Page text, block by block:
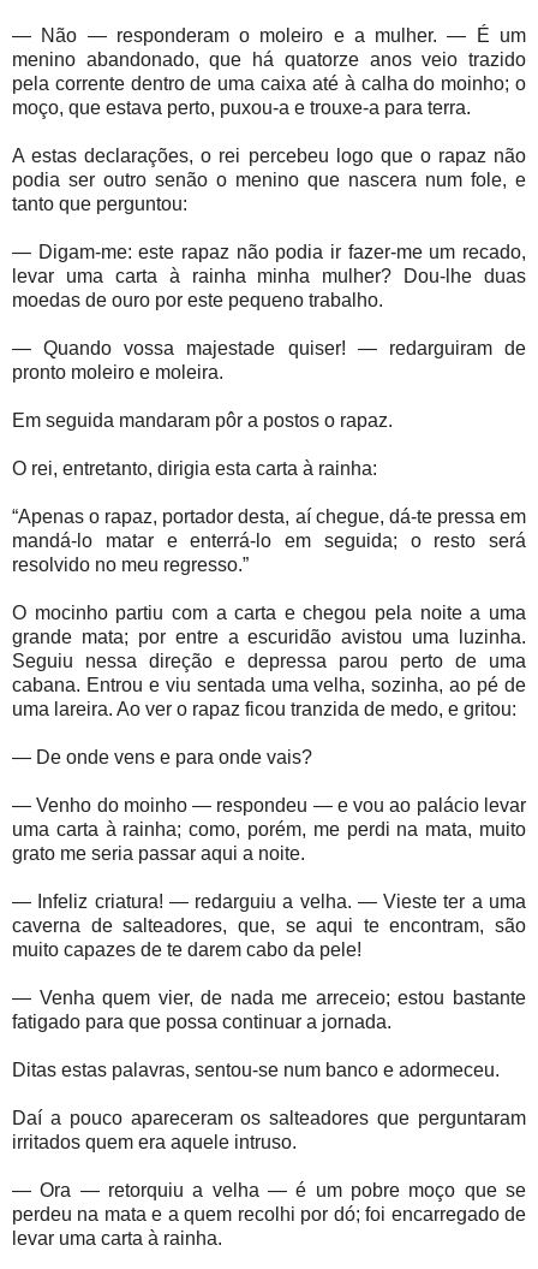
— Não — responderam o moleiro e a mulher. — É um
menino abandonado, que há quatorze anos veio trazido
pela corrente dentro de uma caixa até à calha do moinho; o
moço, que estava perto, puxou-a e trouxe-a para terra.
A estas declarações, o rei percebeu logo que o rapaz não
podia ser outro senão o menino que nascera num fole, e
tanto que perguntou:
— Digam-me: este rapaz não podia ir fazer-me um recado,
levar uma carta à rainha minha mulher? Dou-lhe duas
moedas de ouro por este pequeno trabalho.
— Quando vossa majestade quiser! — redarguiram de
pronto moleiro e moleira.
Em seguida mandaram pôr a postos o rapaz.
O rei, entretanto, dirigia esta carta à rainha:
“Apenas o rapaz, portador desta, aí chegue, dá-te pressa em
mandá-lo matar e enterrá-lo em seguida; o resto será
resolvido no meu regresso.”
O mocinho partiu com a carta e chegou pela noite a uma
grande mata; por entre a escuridão avistou uma luzinha.
Seguiu nessa direção e depressa parou perto de uma
cabana. Entrou e viu sentada uma velha, sozinha, ao pé de
uma lareira. Ao ver o rapaz ficou tranzida de medo, e gritou:
— De onde vens e para onde vais?
— Venho do moinho — respondeu — e vou ao palácio levar
uma carta à rainha; como, porém, me perdi na mata, muito
grato me seria passar aqui a noite.
— Infeliz criatura! — redarguiu a velha. — Vieste ter a uma
caverna de salteadores, que, se aqui te encontram, são
muito capazes de te darem cabo da pele!
— Venha quem vier, de nada me arreceio; estou bastante
fatigado para que possa continuar a jornada.
Ditas estas palavras, sentou-se num banco e adormeceu.
Daí a pouco apareceram os salteadores que perguntaram
irritados quem era aquele intruso.
— Ora — retorquiu a velha — é um pobre moço que se
perdeu na mata e a quem recolhi por dó; foi encarregado de
levar uma carta à rainha.